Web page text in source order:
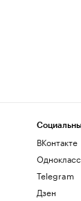
ВКонтакте
Telegram
Дзен